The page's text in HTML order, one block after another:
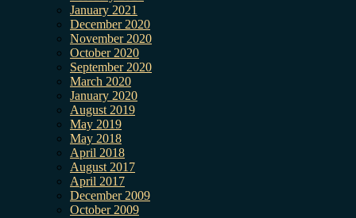
January 2021
December 2020
November 2020
October 2020
September 2020
March 2020
January 2020
August 2019
May 2019
May 2018
April 2018
August 2017
April 2017
December 2009
October 2009